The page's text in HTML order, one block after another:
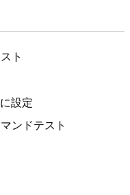
ト
設定
ンドテスト